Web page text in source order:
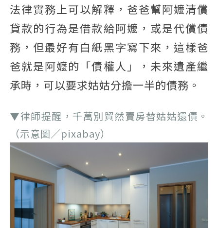
法律實務上可以解釋，爸爸幫阿嬤清償
貸款的行為是借款給阿嬤，或是代償債
務，但最好有白紙黑字寫下來，這樣爸
爸就是阿嬤的「債權人」，未來遺產繼
承時，可以要求姑姑分擔一半的債務。
▼律師提醒，千萬別貿然賣房替姑姑還債。
（示意圖／pixabay）